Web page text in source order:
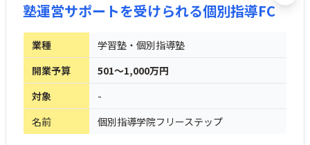
塾運営サポートを受けられる個別指導FC
業種
学習塾・個別指導塾
開業予算
501～1,000万円
対象
-
名前
個別指導学院フリーステップ